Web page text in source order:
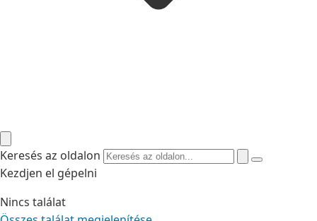
Keresés az oldalon
Kezdjen el gépelni
Nincs találat